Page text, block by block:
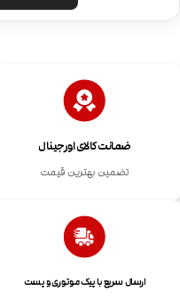
ضمانت کالای اورجینال
تضمین بهترین قیمت
ارسال سریع با پیک موتوری و پست